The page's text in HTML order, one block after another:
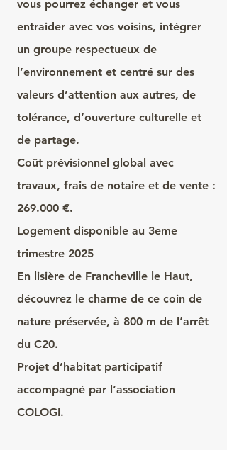
vous pourrez échanger et vous
entraider avec vos voisins, intégrer
un groupe respectueux de
l’environnement et centré sur des
valeurs d’attention aux autres, de
tolérance, d’ouverture culturelle et
de partage.
Coût prévisionnel global avec
travaux, frais de notaire et de vente :
269.000 €.
Logement disponible au 3eme
trimestre 2025
En lisière de Francheville le Haut,
découvrez le charme de ce coin de
nature préservée, à 800 m de l’arrêt
du C20.
Projet d’habitat participatif
accompagné par l’association
COLOGI.